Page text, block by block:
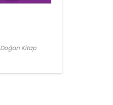
Doğan Kitap